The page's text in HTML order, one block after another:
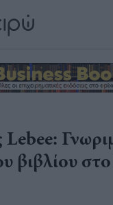
Lebee:
βιβλίου